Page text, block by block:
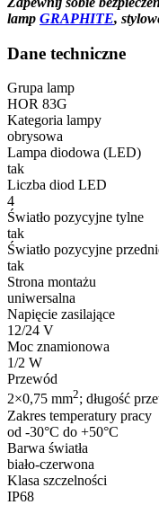
lamp GRAPHITE,
Dane techniczne
Grupa lamp
HOR 83G
Kategoria lampy
obrysowa
Lampa diodowa (LED)
tak
Liczba diod LED
4
Światło pozycyjne tylne
tak
Światło pozycyjne
tak
Strona montażu
uniwersalna
Napięcie zasilające
12/24 V
Moc znamionowa
1/2 W
Przewód
2×0,75 mm2; długość
Zakres temperatury pracy
od -30°C do +50°C
Barwa światła
biało-czerwona
Klasa szczelności
IP68